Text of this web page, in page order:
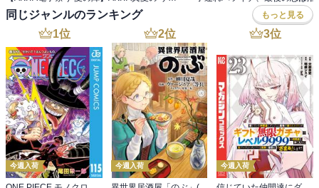
同じジャンルのランキング もっと見る
1位
今週入荷
2位
今週入荷
3位
今週入荷